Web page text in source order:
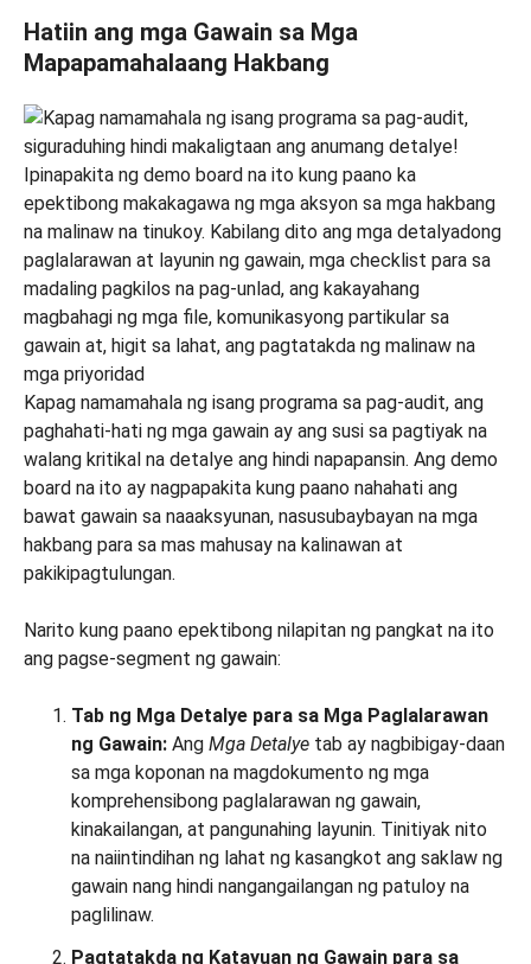
Hatiin ang mga Gawain sa Mga
Mapapamahalaang Hakbang
Kapag namamahala ng isang programa sa pag-audit, ang
paghahati-hati ng mga gawain ay ang susi sa pagtiyak na
walang kritikal na detalye ang hindi napapansin. Ang demo
board na ito ay nagpapakita kung paano nahahati ang
bawat gawain sa naaaksyunan, nasusubaybayan na mga
hakbang para sa mas mahusay na kalinawan at
pakikipagtulungan.
Narito kung paano epektibong nilapitan ng pangkat na ito
ang pagse-segment ng gawain:
Tab ng Mga Detalye para sa Mga Paglalarawan
ng Gawain: Ang Mga Detalye tab ay nagbibigay-daan
sa mga koponan na magdokumento ng mga
komprehensibong paglalarawan ng gawain,
kinakailangan, at pangunahing layunin. Tinitiyak nito
na naiintindihan ng lahat ng kasangkot ang saklaw ng
gawain nang hindi nangangailangan ng patuloy na
paglilinaw.
Pagtatakda ng Katayuan ng Gawain para sa